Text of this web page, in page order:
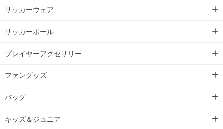
サッカーウェア
サッカーボール
プレイヤーアクセサリー
ファングッズ
バッグ
キッズ＆ジュニア